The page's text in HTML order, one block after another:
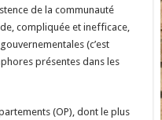
de la communauté
compliquée et inefficace,
(c’est
présentes dans les
(OP), dont le plus